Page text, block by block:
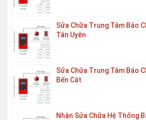
Sửa Chữa Trung Tâm Báo
Tân Uyên
Sửa Chửa Trung Tâm Báo
Bến Cát
Nhận Sửa Chữa Hệ Thống